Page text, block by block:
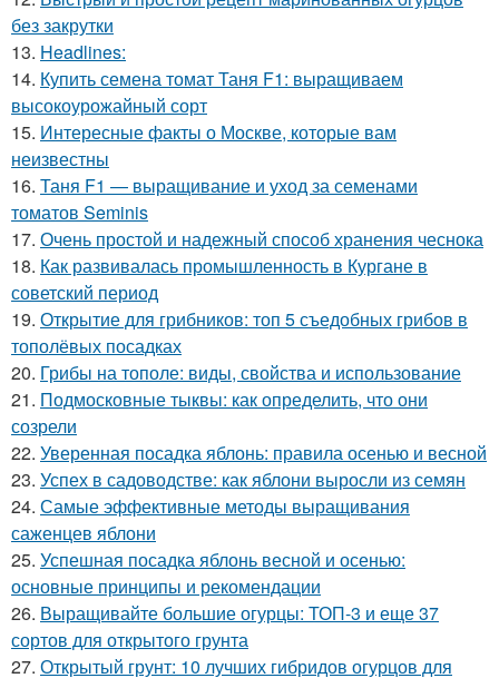
без закрутки
13. Headlines:
14. Купить семена томат Таня F1: выращиваем
высокоурожайный сорт
15. Интересные факты о Москве, которые вам
неизвестны
16. Таня F1 — выращивание и уход за семенами
томатов Seminis
17. Очень простой и надежный способ хранения чеснока
18. Как развивалась промышленность в Кургане в
советский период
19. Открытие для грибников: топ 5 съедобных грибов в
тополёвых посадках
20. Грибы на тополе: виды, свойства и использование
21. Подмосковные тыквы: как определить, что они
созрели
22. Уверенная посадка яблонь: правила осенью и весной
23. Успех в садоводстве: как яблони выросли из семян
24. Самые эффективные методы выращивания
саженцев яблони
25. Успешная посадка яблонь весной и осенью:
основные принципы и рекомендации
26. Выращивайте большие огурцы: ТОП-3 и еще 37
сортов для открытого грунта
27. Открытый грунт: 10 лучших гибридов огурцов для